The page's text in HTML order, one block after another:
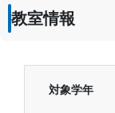
教室情報
対象学年